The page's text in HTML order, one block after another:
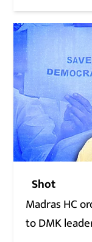
Shot
Madras HC
to DMK